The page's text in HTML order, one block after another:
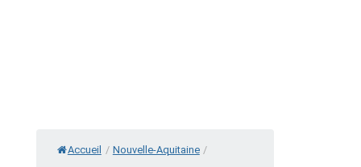
Accueil / Nouvelle-Aquitaine /